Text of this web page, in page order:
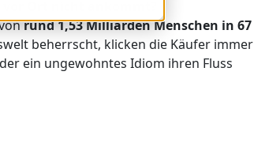
rund 1,53 Milliarden Menschen in 67
beherrscht, klicken die Käufer immer
ein ungewohntes Idiom ihren Fluss